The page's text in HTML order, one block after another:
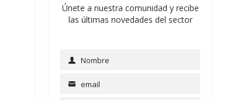
Únete a nuestra comunidad y recibe
las últimas novedades del sector
NameNombre
Email email